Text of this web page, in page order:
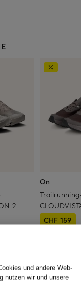
2
On
CHF 159
und andere Web-
nutzen wir und unsere